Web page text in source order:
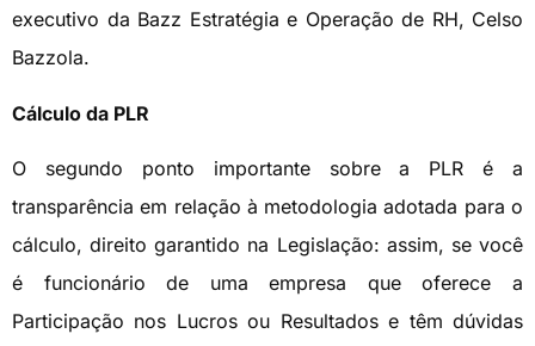
executivo da Bazz Estratégia e Operação de RH, Celso
Bazzola.
Cálculo da PLR
O segundo ponto importante sobre a PLR é a
transparência em relação à metodologia adotada para o
cálculo, direito garantido na Legislação: assim, se você
é funcionário de uma empresa que oferece a
Participação nos Lucros ou Resultados e têm dúvidas